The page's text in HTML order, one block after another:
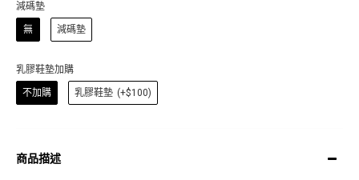
減碼墊
無 減碼墊
乳膠鞋墊加購
不加購 乳膠鞋墊 (+$100)
商品描述